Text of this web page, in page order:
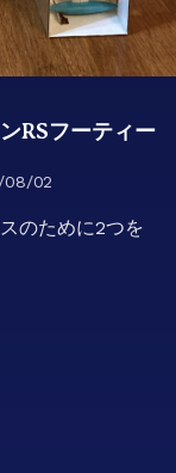
RSフーティー
08/02
のために2つを